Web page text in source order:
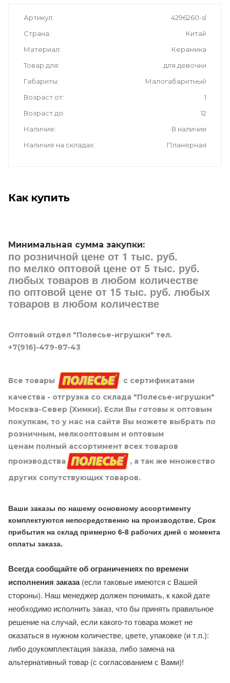
Артикул
4296260-sl
Страна
Китай
Материал
Керамика
Товар для
для девочки
Габариты
Малогабаритный
Возраст от
1
Возраст до
12
Наличие
В наличии
Наличие на складах
Планерная
Как купить
Минимальная сумма закупки:
по розничной цене от 1 тыс. руб.
по мелко оптовой цене от 5 тыс. руб.
любых товаров в любом количестве
по оптовой цене от 15 тыс. руб. любых
товаров в любом количестве
Оптовый отдел "Полесье-игрушки" тел.
+7(916)-479-87-43
Все товары
с сертификатами
качества - отгрузка со склада "Полесье-игрушки"
Москва-Север (Химки). Если Вы готовы к оптовым
покупкам, то у нас на сайте Вы можете выбрать по
розничным, мелкооптовым и оптовым
ценам полный ассортимент всех товаров
производства
, а так же множество
других сопутствующих товаров.
Ваши заказы по нашему основному ассортименту
комплектуются непосредственно на производстве. Срок
прибытия на склад примерно 6-8 рабочих дней с момента
оплаты заказа.
Всегда сообщайте об ограничениях по времени
исполнения заказа(если таковые имеются с Вашей
стороны). Наш менеджер должен понимать, к какой дате
необходимо исполнить заказ, что бы принять правильное
решение на случай, если какого-то товара может не
оказаться в нужном количестве, цвете, упаковке (и т.п.):
либо доукомплектация заказа, либо замена на
альтернативный товар (с согласованием с Вами)!